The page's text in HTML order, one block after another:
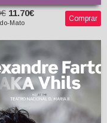
11.70€
Mato Comprar
Farto AKA
Vhils
AA.VV.
Vhils